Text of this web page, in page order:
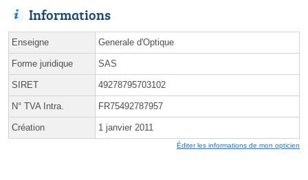
Informations
Enseigne Generale d'Optique
Forme juridique SAS
SIRET 49278795703102
N° TVA Intra. FR75492787957
Création 1 janvier 2011
Éditer les informations de mon opticien